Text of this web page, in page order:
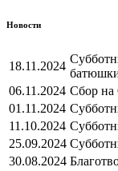
Новости
18.11.2024
06.11.2024 Сбор
01.11.2024
11.10.2024
25.09.2024
30.08.2024